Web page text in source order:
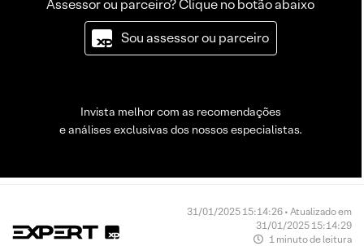
Assessor ou parceiro? Clique no botão abaixo
Sou assessor ou parceiro
Invista melhor com as recomendações
e análises exclusivas dos nossos especialistas.
31/01/2025 15:14:26 • Atualizado em
31/01/2025 15:14:29
1 minuto de leitura